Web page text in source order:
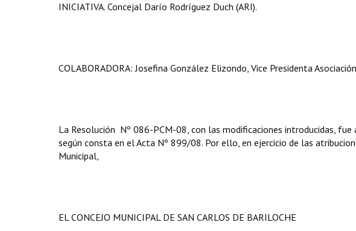
INICIATIVA. Concejal Darío Rodríguez Duch (ARI).
COLABORADORA: Josefina González Elizondo, Vice Presidenta
La Resolución Nº 086-PCM-08, con las modificaciones introducidas,
según consta en el Acta Nº 899/08. Por ello, en ejercicio de las
Municipal,
EL CONCEJO MUNICIPAL DE SAN CARLOS DE BARILOCHE